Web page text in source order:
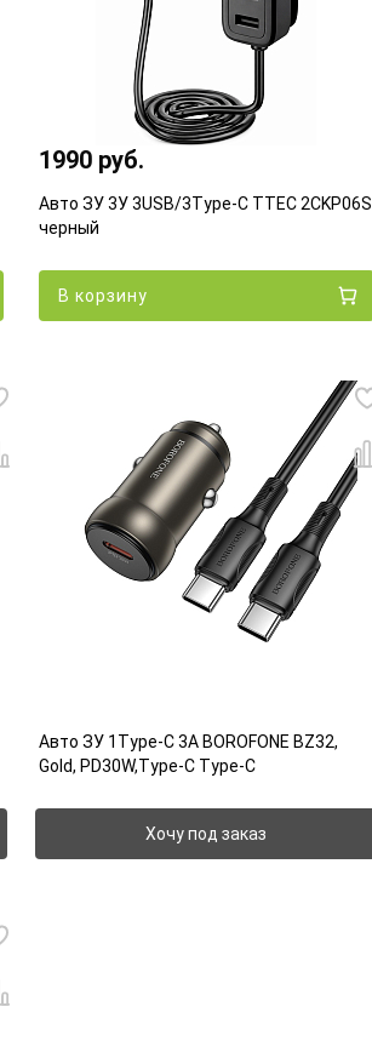
1990 руб.
Авто ЗУ 3У 3USB/3Type-C TTEC 2CKP06S
черный
В корзину
Авто ЗУ 1Type-C 3A BOROFONE BZ32,
Gold, PD30W,Type-C Type-C
Хочу под заказ